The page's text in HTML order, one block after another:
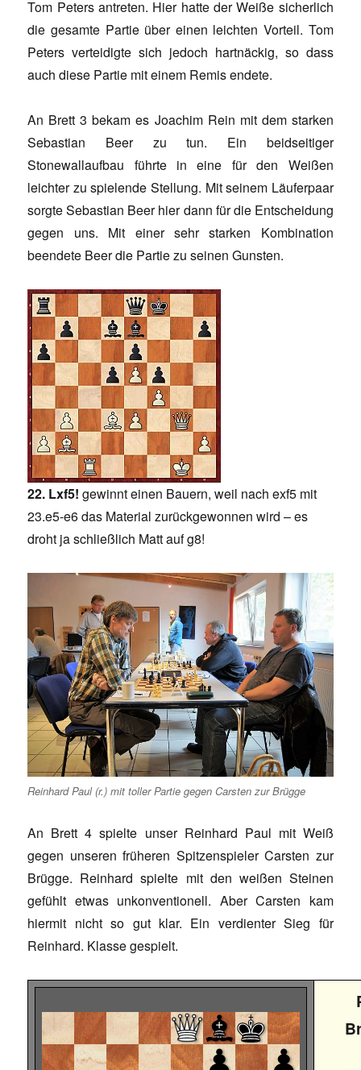
Tom Peters antreten. Hier hatte der Weiße sicherlich
die gesamte Partie über einen leichten Vorteil. Tom
Peters verteidigte sich jedoch hartnäckig, so dass
auch diese Partie mit einem Remis endete.
An Brett 3 bekam es Joachim Rein mit dem starken
Sebastian Beer zu tun. Ein beidseitiger
Stonewallaufbau führte in eine für den Weißen
leichter zu spielende Stellung. Mit seinem Läuferpaar
sorgte Sebastian Beer hier dann für die Entscheidung
gegen uns. Mit einer sehr starken Kombination
beendete Beer die Partie zu seinen Gunsten.
22. Lxf5! gewinnt einen Bauern, weil nach exf5 mit
23.e5-e6 das Material zurückgewonnen wird – es
droht ja schließlich Matt auf g8!
Reinhard Paul (r.) mit toller Partie gegen Carsten zur Brügge
An Brett 4 spielte unser Reinhard Paul mit Weiß
gegen unseren früheren Spitzenspieler Carsten zur
Brügge. Reinhard spielte mit den weißen Steinen
gefühlt etwas unkonventionell. Aber Carsten kam
hiermit nicht so gut klar. Ein verdienter Sieg für
Reinhard. Klasse gespielt.